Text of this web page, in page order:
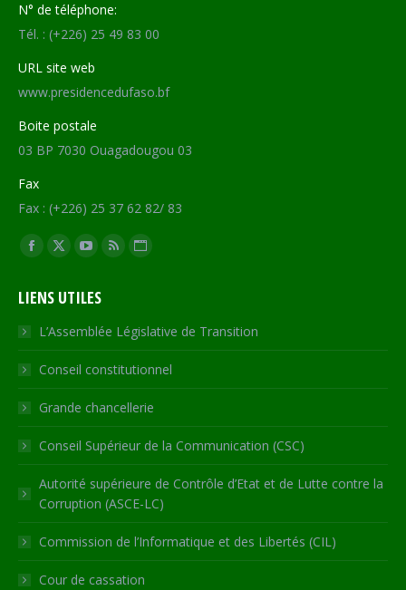
N° de téléphone:
Tél. : (+226) 25 49 83 00
URL site web
www.presidencedufaso.bf
Boite postale
03 BP 7030 Ouagadougou 03
Fax
Fax : (+226) 25 37 62 82/ 83
Trouvez nous sur :
Facebook
opens
in
new
window
X
opens
in
new
window
YouTube
opens
in
new
window
RSS
in
new
window
Site
opens
in
new
LIENS UTILES
L’Assemblée Législative de Transition
Conseil constitutionnel
Grande chancellerie
Conseil Supérieur de la Communication (CSC)
Autorité supérieure de Contrôle d’Etat et de Lutte contre la
Corruption (ASCE-LC)
Commission de l’Informatique et des Libertés (CIL)
Cour de cassation